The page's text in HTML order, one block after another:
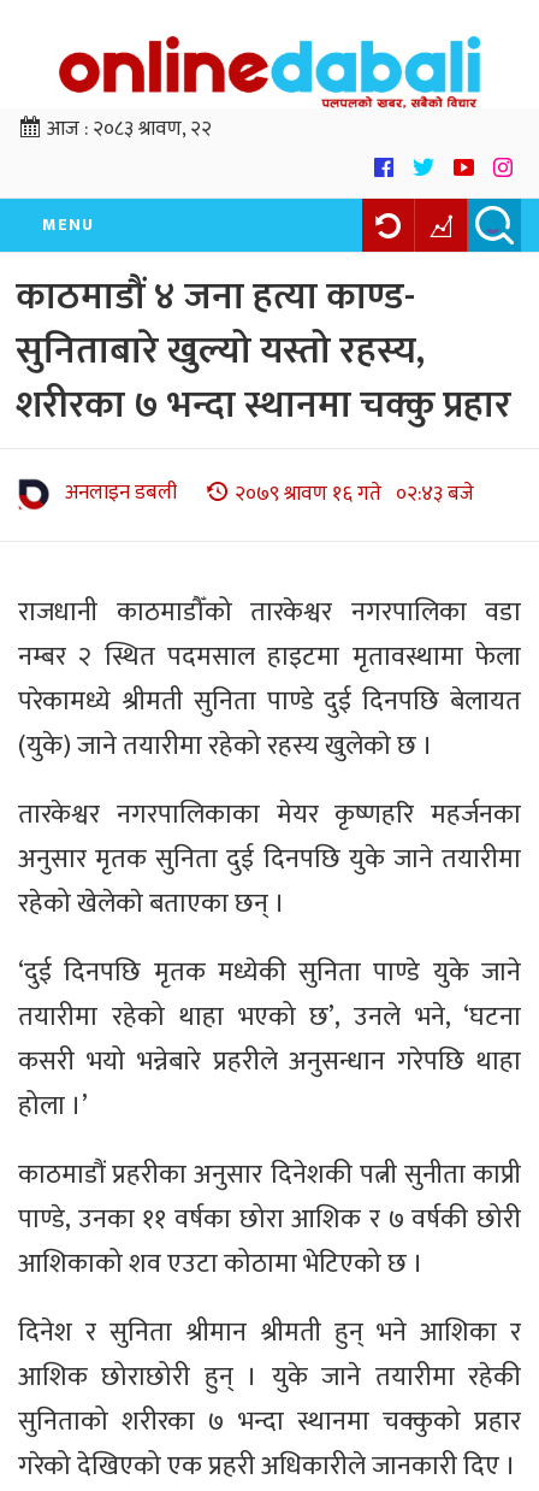
आज :२०८३ श्रावण, २२
MENU
काठमाडौं ४ जना हत्या काण्ड-
सुनिताबारे खुल्यो यस्तो रहस्य,
शरीरका ७ भन्दा स्थानमा चक्कु प्रहार
अनलाइन डबली २०७९ श्रावण १६ गते ०२:४३ बजे
राजधानी काठमाडौँको तारकेश्वर नगरपालिका वडा
नम्बर २ स्थित पदमसाल हाइटमा मृतावस्थामा फेला
परेकामध्ये श्रीमती सुनिता पाण्डे दुई दिनपछि बेलायत
(युके) जाने तयारीमा रहेको रहस्य खुलेकाे छ ।
तारकेश्वर नगरपालिकाका मेयर कृष्णहरि महर्जनका
अनुसार मृतक सुनिता दुई दिनपछि युके जाने तयारीमा
रहेको खेलेकाे बताएका छन् ।
‘दुई दिनपछि मृतक मध्येकी सुनिता पाण्डे युके जाने
तयारीमा रहेको थाहा भएको छ’, उनले भने, ‘घटना
कसरी भयो भन्नेबारे प्रहरीले अनुसन्धान गरेपछि थाहा
होला ।’
काठमाडौं प्रहरीका अनुसार दिनेशकी पत्नी सुनीता काप्री
पाण्डे, उनका ११ वर्षका छोरा आशिक र ७ वर्षकी छोरी
आशिकाको शव एउटा कोठामा भेटिएको छ ।
दिनेश र सुनिता श्रीमान श्रीमती हुन् भने आशिका र
आशिक छोराछोरी हुन् । युके जाने तयारीमा रहेकी
सुनिताको शरीरका ७ भन्दा स्थानमा चक्कुको प्रहार
गरेको देखिएको एक प्रहरी अधिकारीले जानकारी दिए ।